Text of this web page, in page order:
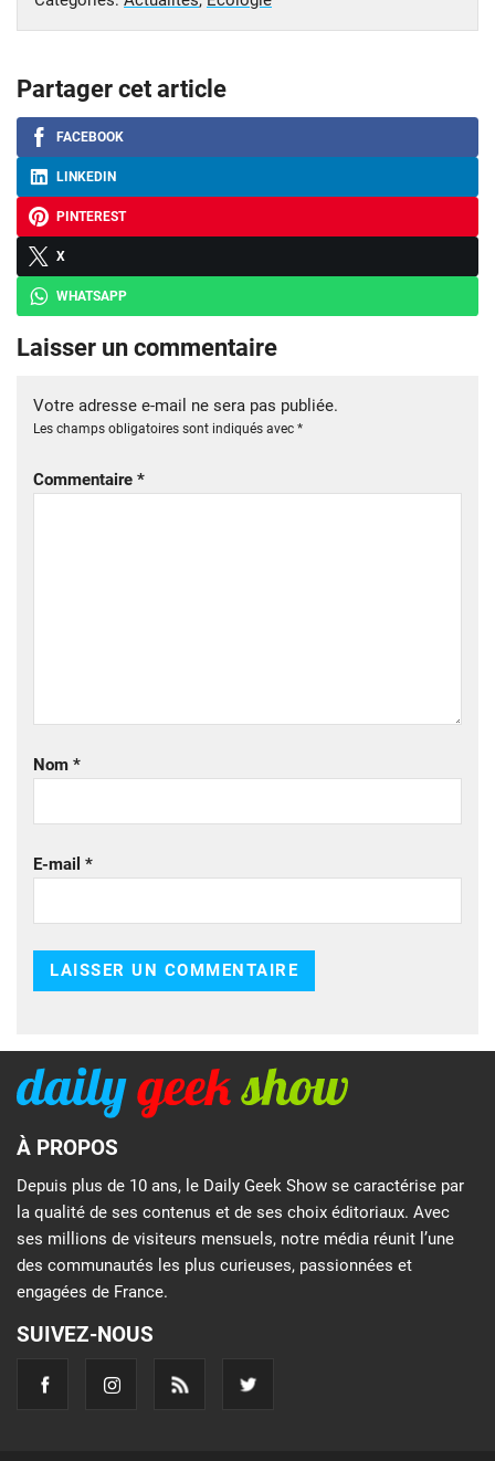
Partager cet article
FACEBOOK
LINKEDIN
PINTEREST
X
WHATSAPP
Laisser un commentaire
Votre adresse e-mail ne sera pas publiée.
Les champs obligatoires sont indiqués avec *
Commentaire *
Nom *
E-mail *
À PROPOS
Depuis plus de 10 ans, le Daily Geek Show se caractérise par
la qualité de ses contenus et de ses choix éditoriaux. Avec
ses millions de visiteurs mensuels, notre média réunit l’une
des communautés les plus curieuses, passionnées et
engagées de France.
SUIVEZ-NOUS